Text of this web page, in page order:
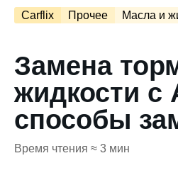
Carflix Прочее Масла и
Замена
жидкости с
способы
Время чтения ≈ 3 мин